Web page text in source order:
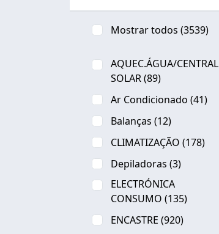
Mostrar todos (3539)
AQUEC.ÁGUA/CENTRAL
SOLAR(89)
Ar Condicionado (41)
Balanças (12)
CLIMATIZAÇÃO (178)
Depiladoras (3)
ELECTRÓNICA
CONSUMO (135)
ENCASTRE (920)